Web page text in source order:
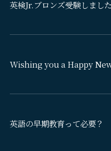
英検Jr.ブロンズ受験しました
Wishing you a Happy New
英語の早期教育って必要？